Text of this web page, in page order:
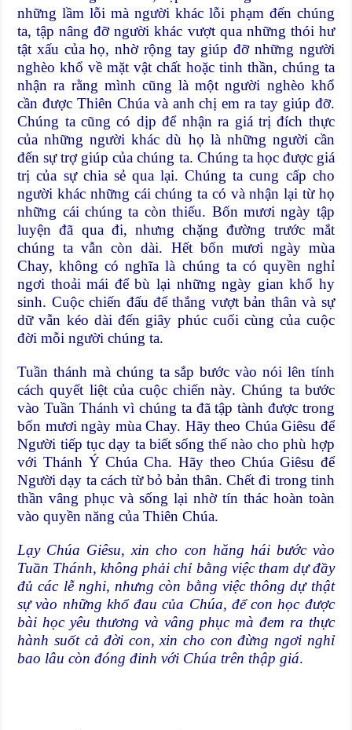
những lầm lỗi mà người khác lỗi phạm đến chúng
ta, tập nâng đỡ người khác vượt qua những thói hư
tật xấu của họ, nhờ rộng tay giúp đỡ những người
nghèo khổ về mặt vật chất hoặc tinh thần, chúng ta
nhận ra rằng mình cũng là một người nghèo khổ
cần được Thiên Chúa và anh chị em ra tay giúp đỡ.
Chúng ta cũng có dịp để nhận ra giá trị đích thực
của những người khác dù họ là những người cần
đến sự trợ giúp của chúng ta. Chúng ta học được giá
trị của sự chia sẻ qua lại. Chúng ta cung cấp cho
người khác những cái chúng ta có và nhận lại từ họ
những cái chúng ta còn thiếu. Bốn mươi ngày tập
luyện đã qua đi, nhưng chặng đường trước mắt
chúng ta vẫn còn dài. Hết bốn mươi ngày mùa
Chay, không có nghĩa là chúng ta có quyền nghỉ
ngơi thoải mái để bù lại những ngày gian khổ hy
sinh. Cuộc chiến đấu để thắng vượt bản thân và sự
dữ vẫn kéo dài đến giây phúc cuối cùng của cuộc
đời mỗi người chúng ta.
Tuần thánh mà chúng ta sắp bước vào nói lên tính
cách quyết liệt của cuộc chiến này. Chúng ta bước
vào Tuần Thánh vì chúng ta đã tập tành được trong
bốn mươi ngày mùa Chay. Hãy theo Chúa Giêsu để
Người tiếp tục dạy ta biết sống thế nào cho phù hợp
với Thánh Ý Chúa Cha. Hãy theo Chúa Giêsu để
Người dạy ta cách từ bỏ bản thân. Chết đi trong tinh
thần vâng phục và sống lại nhờ tín thác hoàn toàn
vào quyền năng của Thiên Chúa.
Lạy Chúa Giêsu, xin cho con hăng hái bước vào
Tuần Thánh, không phải chỉ bằng việc tham dự đầy
đủ các lễ nghi, nhưng còn bằng việc thông dự thật
sự vào những khổ đau của Chúa, để con học được
bài học yêu thương và vâng phục mà đem ra thực
hành suốt cả đời con, xin cho con đừng ngơi nghỉ
bao lâu còn đóng đinh với Chúa trên thập giá.